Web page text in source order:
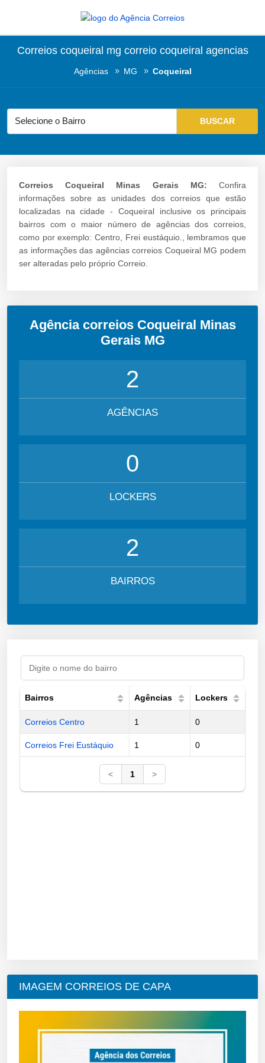
Correios coqueiral mg correio coqueiral agencias
Agências MG Coqueiral
Correios Coqueiral Minas Gerais MG: Confira
informações sobre as unidades dos correios que estão
localizadas na cidade - Coqueiral inclusive os principais
bairros com o maior número de agências dos correios,
como por exemplo: Centro, Frei eustáquio., lembramos que
as informações das agências correios Coqueiral MG podem
ser alteradas pelo próprio Correio.
Agência correios Coqueiral Minas
Gerais MG
2
AGÊNCIAS
0
LOCKERS
2
BAIRROS
Bairros Agências Lockers
Correios Centro 1 0
Correios Frei Eustáquio 1 0
< 1 >
IMAGEM CORREIOS DE CAPA